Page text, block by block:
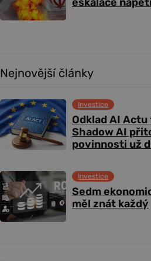
Nejnovější články
Odklad AI
Shadow AI
povinnosti už
Investice
Sedm
měl znát každý
Investice